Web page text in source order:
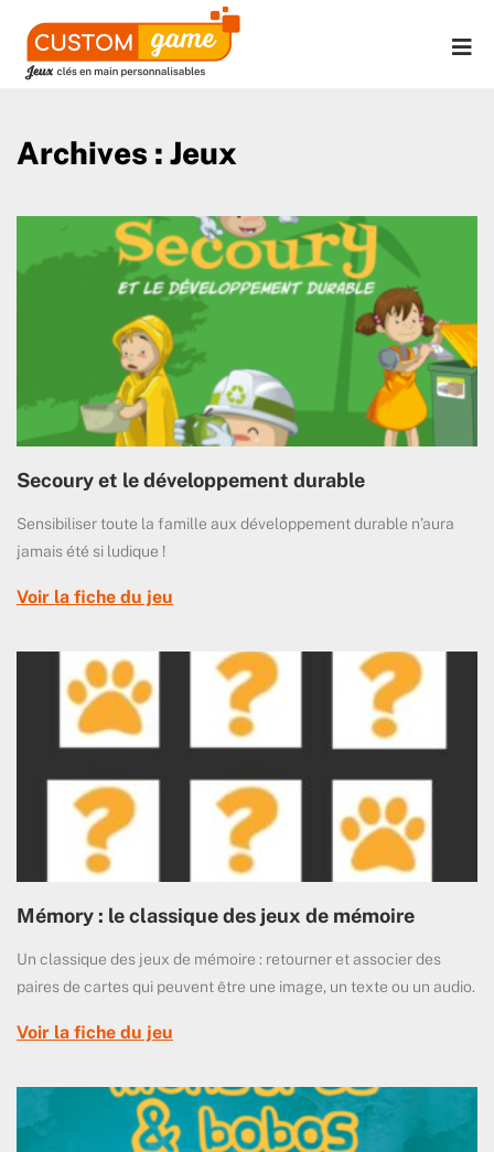
Archives : Jeux
Secoury et le développement durable
Sensibiliser toute la famille aux développement durable n’aura
jamais été si ludique !
Voir la fiche du jeu
Mémory : le classique des jeux de mémoire
Un classique des jeux de mémoire : retourner et associer des
paires de cartes qui peuvent être une image, un texte ou un audio.
Voir la fiche du jeu